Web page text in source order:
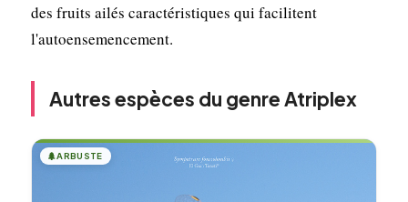
des fruits ailés caractéristiques qui facilitent
l'autoensemencement.
Autres espèces du genre Atriplex
🌲ARBUSTE